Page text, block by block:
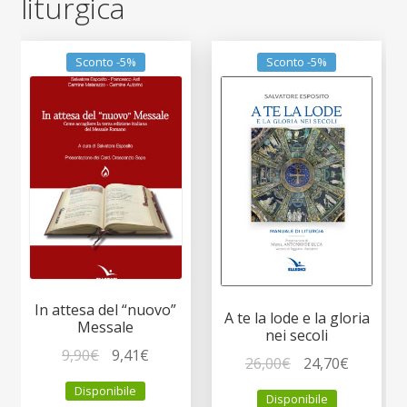
Sconto -5%
In attesa del “nuovo”
Messale
9,90€
prezzo
originale
9,41€
Disponibile
Sconto -5%
A te la lode e la gloria
nei secoli
26,00€
prezzo
24,70€Il
Disponibile